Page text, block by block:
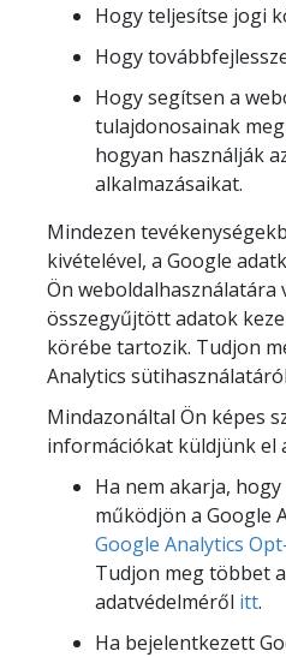
Hogy teljesítse jogi
Hogy
Hogy segítsen a
tulajdonosainak
hogyan használják
alkalmazásaikat.
Mindezen
kivételével, a Google
Ön weboldalhasználatára
összegyűjtött adatok
körébe tartozik. Tudjon
Analytics
Mindazonáltal Ön képes
információkat küldjünk el
Ha nem akarja,
működjön a Google
Google Analytics
Tudjon meg többet
adatvédelméről itt.
Ha bejelentkezett